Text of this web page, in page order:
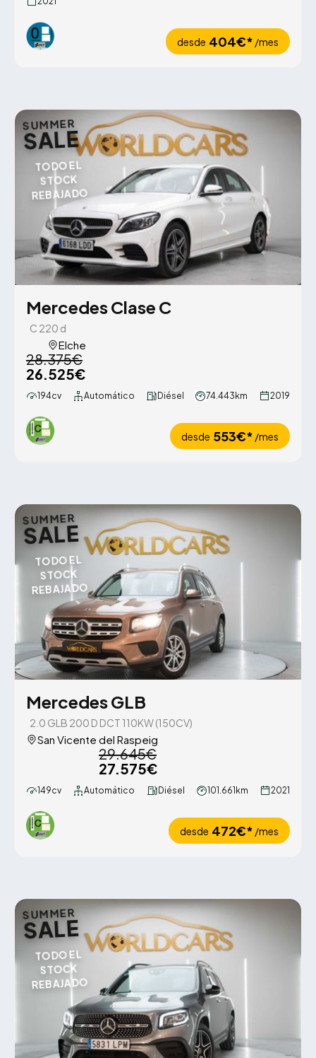
desde 404€* /mes
SUMMER
SALE
TODO EL
STOCK
REBAJADO
Mercedes Clase C
C 220 d
Elche
28.375€
26.525€
194cv Automático Diésel 74.443km 2019
desde 553€* /mes
SUMMER
SALE
TODO EL
STOCK
REBAJADO
Mercedes GLB
2.0 GLB 200 D DCT 110KW (150CV)
San Vicente del Raspeig
29.645€
27.575€
149cv Automático Diésel 101.661km 2021
desde 472€* /mes
SUMMER
SALE
TODO EL
STOCK
REBAJADO